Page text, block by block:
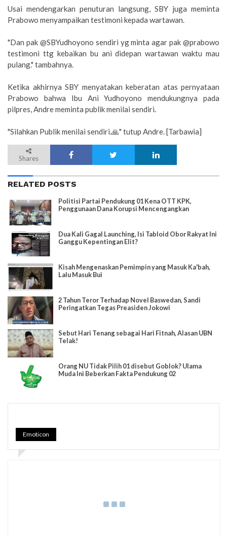
Usai mendengarkan penuturan langsung, SBY juga meminta
Prabowo menyampaikan testimoni kepada wartawan.
"Dan pak @SBYudhoyono sendiri yg minta agar pak @prabowo
testimoni ttg kebaikan bu ani didepan wartawan waktu mau
pulang." tambahnya.
Ketika akhirnya SBY menyatakan keberatan atas pernyataan
Prabowo bahwa Ibu Ani Yudhoyono mendukungnya pada
pilpres, Andre meminta publik menilai sendiri.
"Silahkan Publik menilai sendiri.🙏" tutup Andre. [Tarbawia]
Shares
RELATED POSTS
Politisi Partai Pendukung 01 Kena OTT KPK,
Penggunaan Dana Korupsi Mencengangkan
Dua Kali Gagal Launching, Isi Tabloid Obor Rakyat Ini
Ganggu Kepentingan Elit?
Kisah Mengenaskan Pemimpin yang Masuk Ka'bah,
Lalu Masuk Bui
2 Tahun Teror Terhadap Novel Baswedan, Sandi
Peringatkan Tegas Preasiden Jokowi
Sebut Hari Tenang sebagai Hari Fitnah, Alasan UBN
Telak!
Orang NU Tidak Pilih 01 disebut Goblok? Ulama
Muda Ini Beberkan Fakta Pendukung 02
Emoticon